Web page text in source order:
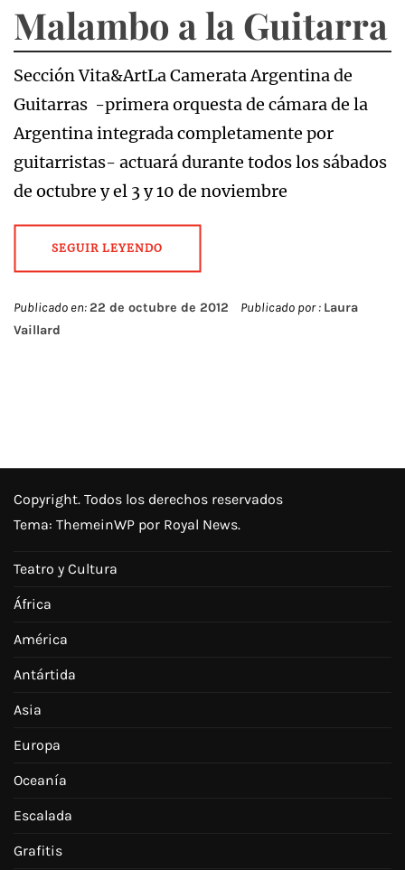
Malambo a la Guitarra
Sección Vita&ArtLa Camerata Argentina de
Guitarras -primera orquesta de cámara de la
Argentina integrada completamente por
guitarristas- actuará durante todos los sábados
de octubre y el 3 y 10 de noviembre
SEGUIR LEYENDO
Publicado en:22 de octubre de 2012 Publicado por : Laura
Vaillard
Copyright. Todos los derechos reservados
Tema: ThemeinWP por Royal News.
Teatro y Cultura
África
América
Antártida
Asia
Europa
Oceanía
Escalada
Grafitis